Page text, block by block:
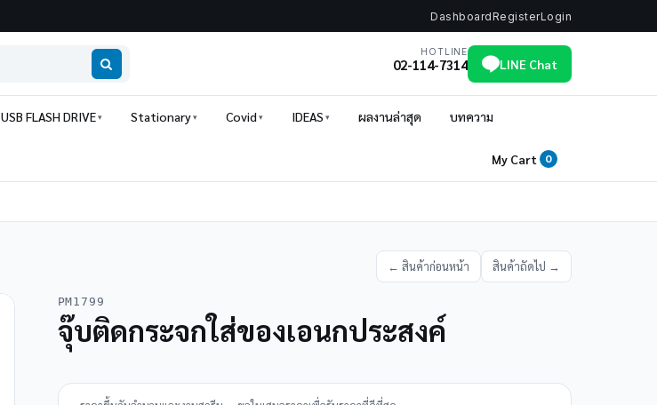
DashboardRegisterLogin
HOTLINE
02-114-7314 LINE Chat
USB FLASH DRIVE Stationary Covid IDEAS ผลงานล่าสุด บทความ
My Cart 0
← สินค้าก่อนหน้า สินค้าถัดไป →
PM1799
จุ๊บติดกระจกใส่ของเอนกประสงค์